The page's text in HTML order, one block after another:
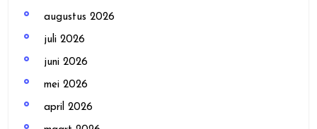
augustus 2026
juli 2026
juni 2026
mei 2026
april 2026